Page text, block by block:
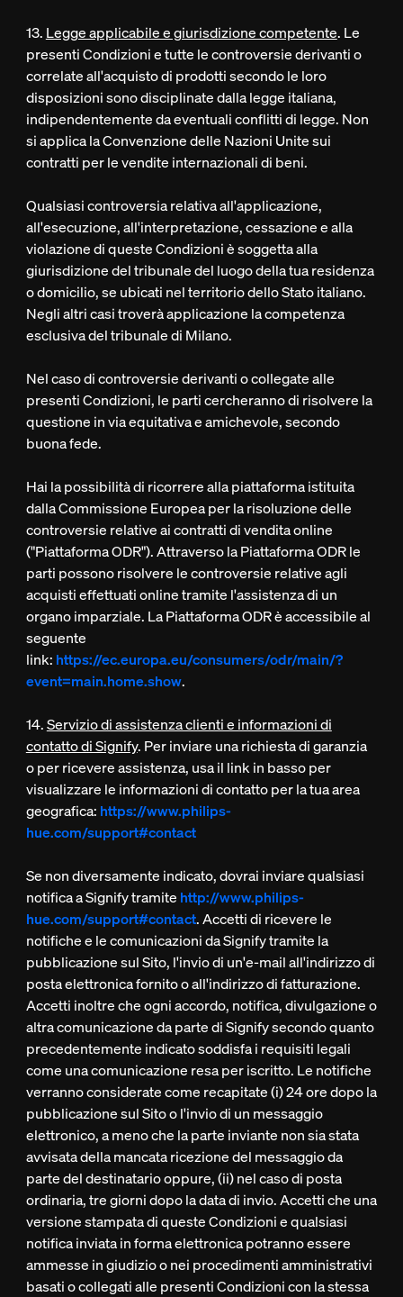
13. Legge applicabile e giurisdizione competente. Le
presenti Condizioni e tutte le controversie derivanti o
correlate all'acquisto di prodotti secondo le loro
disposizioni sono disciplinate dalla legge italiana,
indipendentemente da eventuali conflitti di legge. Non
si applica la Convenzione delle Nazioni Unite sui
contratti per le vendite internazionali di beni.
Qualsiasi controversia relativa all'applicazione,
all'esecuzione, all'interpretazione, cessazione e alla
violazione di queste Condizioni è soggetta alla
giurisdizione del tribunale del luogo della tua residenza
o domicilio, se ubicati nel territorio dello Stato italiano.
Negli altri casi troverà applicazione la competenza
esclusiva del tribunale di Milano.
Nel caso di controversie derivanti o collegate alle
presenti Condizioni, le parti cercheranno di risolvere la
questione in via equitativa e amichevole, secondo
buona fede.
Hai la possibilità di ricorrere alla piattaforma istituita
dalla Commissione Europea per la risoluzione delle
controversie relative ai contratti di vendita online
("Piattaforma ODR"). Attraverso la Piattaforma ODR le
parti possono risolvere le controversie relative agli
acquisti effettuati online tramite l'assistenza di un
organo imparziale. La Piattaforma ODR è accessibile al
seguente
link: https://ec.europa.eu/consumers/odr/main/?
event=main.home.show.
14.Servizio di assistenza clienti e informazioni di
contatto di Signify. Per inviare una richiesta di garanzia
o per ricevere assistenza, usa il link in basso per
visualizzare le informazioni di contatto per la tua area
geografica: https://www.philips-
hue.com/support#contact
Se non diversamente indicato, dovrai inviare qualsiasi
notifica a Signify tramite http://www.philips-
hue.com/support#contact. Accetti di ricevere le
notifiche e le comunicazioni da Signify tramite la
pubblicazione sul Sito, l'invio di un'e-mail all'indirizzo di
posta elettronica fornito o all'indirizzo di fatturazione.
Accetti inoltre che ogni accordo, notifica, divulgazione o
altra comunicazione da parte di Signify secondo quanto
precedentemente indicato soddisfa i requisiti legali
come una comunicazione resa per iscritto. Le notifiche
verranno considerate come recapitate (i) 24 ore dopo la
pubblicazione sul Sito o l'invio di un messaggio
elettronico, a meno che la parte inviante non sia stata
avvisata della mancata ricezione del messaggio da
parte del destinatario oppure, (ii) nel caso di posta
ordinaria, tre giorni dopo la data di invio. Accetti che una
versione stampata di queste Condizioni e qualsiasi
notifica inviata in forma elettronica potranno essere
ammesse in giudizio o nei procedimenti amministrativi
basati o collegati alle presenti Condizioni con la stessa